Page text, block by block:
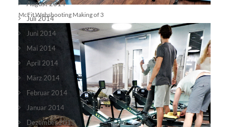
McFit Webshooting Making of 3
August 2014
Juli 2014
Juni 2014
Mai 2014
April 2014
März 2014
Februar 2014
Januar 2014
Dezember 2013